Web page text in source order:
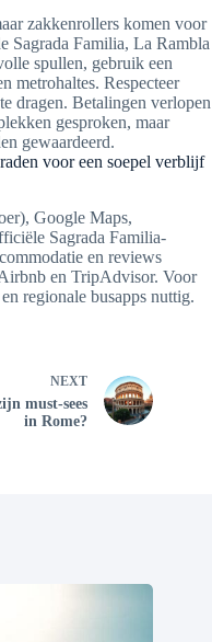
zakkenrollers komen voor
Sagrada Familia, La Rambla
spullen, gebruik een
metrohaltes. Respecteer
dragen. Betalingen verlopen
gesproken, maar
gewaardeerd.
voor een soepel verblijf
Google Maps,
Sagrada Familia-
en reviews
en TripAdvisor. Voor
regionale busapps nuttig.
NEXT
must-sees
in Rome?